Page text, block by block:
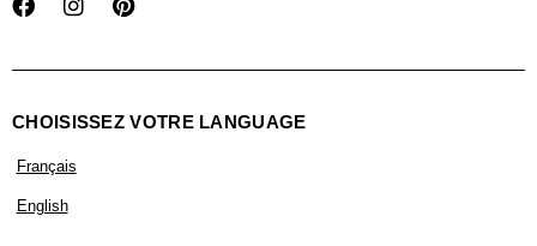
CHOISISSEZ VOTRE LANGUAGE
Français
English